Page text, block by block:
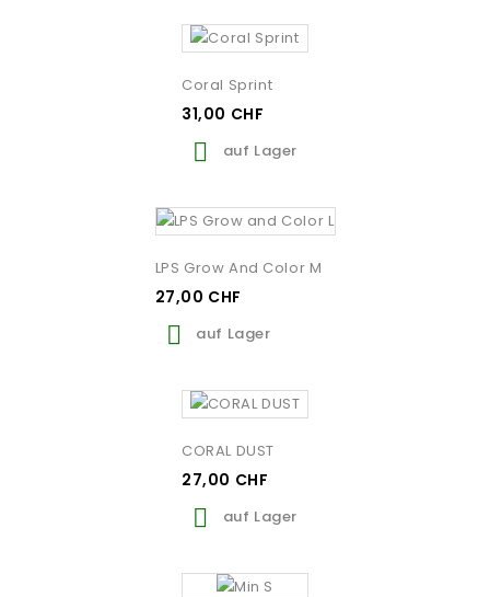
Coral Sprint
31,00 CHF
 auf Lager
LPS Grow And Color M
27,00 CHF
 auf Lager
CORAL DUST
27,00 CHF
 auf Lager